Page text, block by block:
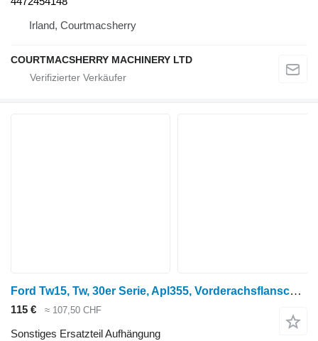
Irland, Courtmacsherry
COURTMACSHERRY MACHINERY LTD
Ford Tw15, Tw, 30er Serie, Apl355, Vorderachsflansch Zp4460355134, 839 ZP4460355134 für Radtraktor
115 € ≈ 107,50 CHF
Sonstiges Ersatzteil Aufhängung